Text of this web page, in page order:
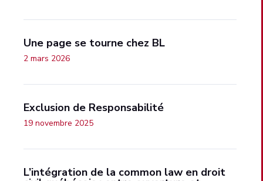
Une page se tourne chez BL
2 mars 2026
Exclusion de Responsabilité
19 novembre 2025
L’intégration de la common law en droit